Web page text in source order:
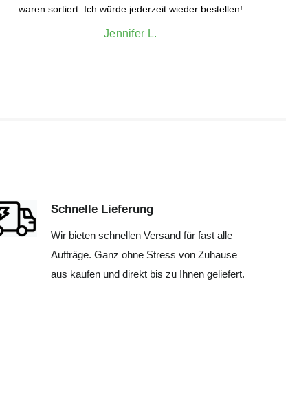
waren sortiert. Ich würde jederzeit wieder bestellen!
Jennifer L.
Schnelle Lieferung
Wir bieten schnellen Versand für fast alle
Aufträge. Ganz ohne Stress von Zuhause
aus kaufen und direkt bis zu Ihnen geliefert.